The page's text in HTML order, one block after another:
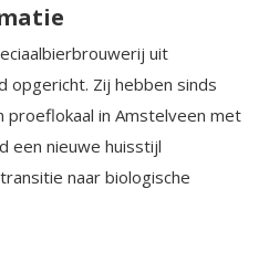
uit
opgericht. Zij hebben sinds
proeflokaal in Amstelveen met
een nieuwe huisstijl
naar biologische